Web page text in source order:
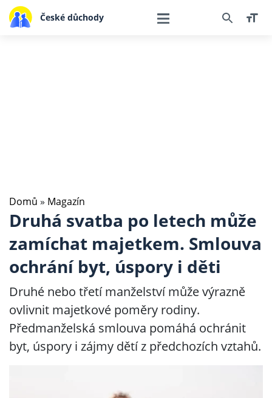
České důchody
Domů » Magazín
Druhá svatba po letech může
zamíchat majetkem. Smlouva
ochrání byt, úspory i děti
Druhé nebo třetí manželství může výrazně
ovlivnit majetkové poměry rodiny.
Předmanželská smlouva pomáhá ochránit
byt, úspory i zájmy dětí z předchozích vztahů.